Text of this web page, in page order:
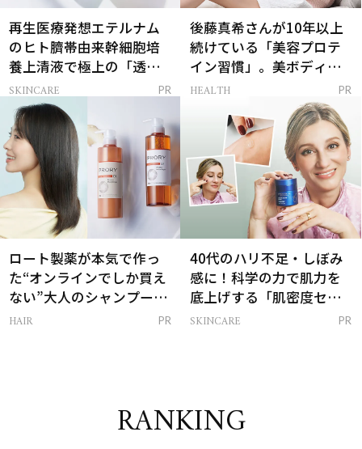
再生医療発想エテルナム
のヒト臍帯由来幹細胞培
養上清液で極上の「透明
感ハリ肌」へ
SKINCARE PR
後藤真希さんが10年以上
続けている「美容プロテ
イン習慣」。美ボディを
支える朝ルーティンと
HEALTH PR
ロート製薬が本気で作っ
た“オンラインでしか買え
ない”大人のシャンプー＆
トリートメントって？
HAIR PR
40代のハリ不足・しぼみ
感に！科学の力で肌力を
底上げする「肌密度セラ
ム」
SKINCARE PR
RANKING